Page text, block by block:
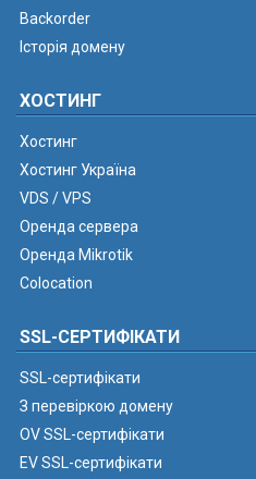
Backorder
Історія домену
ХОСТИНГ
Хостинг
Хостинг Україна
VDS / VPS
Оренда сервера
Оренда Mikrotik
Colocation
SSL-СЕРТИФІКАТИ
SSL-сертифікати
З перевіркою домену
OV SSL-сертифікати
EV SSL-сертифікати